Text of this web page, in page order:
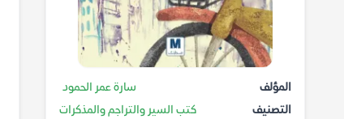
المؤلف
سارة عمر الحمود
التصنيف
كتب السير والتراجم والمذكرات